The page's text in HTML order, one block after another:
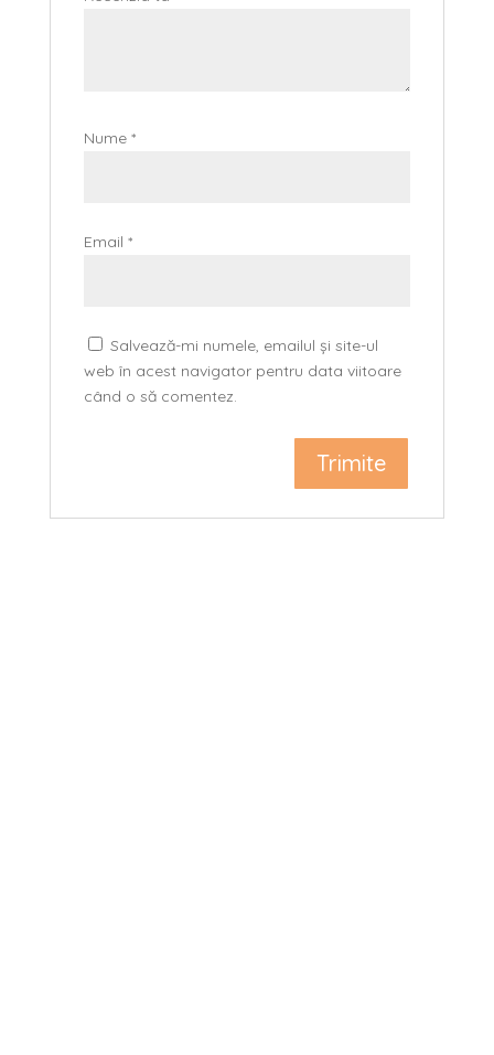
Nume *
Email *
Salvează-mi numele, emailul și site-ul
web în acest navigator pentru data viitoare
când o să comentez.